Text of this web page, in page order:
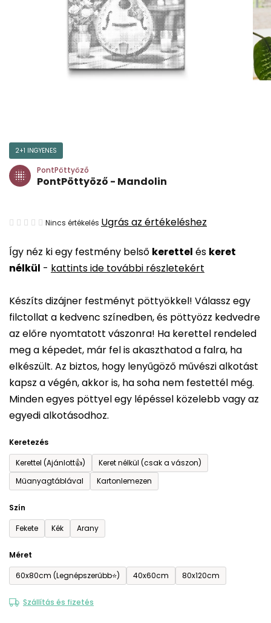
Így néz ki egy festmény belső kerettel és keret
nélkül - kattints ide további részletekért
Készíts dizájner festményt pöttyökkel! Válassz egy
filctollat a kedvenc színedben, és pöttyözz kedvedre
az előre nyomtatott vászonra! Ha kerettel rendeled
meg a képedet, már fel is akaszthatod a falra, ha
elkészült. Az biztos, hogy lenyűgöző művészi alkotást
kapsz a végén, akkor is, ha soha nem festettél még.
Minden egyes pöttyel egy lépéssel közelebb vagy az
egyedi alkotásodhoz.
Keretezés
Kerettel (Ajánlott👍)
Keret nélkül (csak a vászon)
Műanyagtáblával
Kartonlemezen
Szín
Fekete
Kék Arany
Méret
60x80cm (Legnépszerűbb⭐)
40x60cm 80x120cm
Szállítás és fizetés
2+1 INGYENES
PontPöttyöző
PontPöttyöző - Mandolin
A
átlagos
értékelése
ből
0,0
csillag.
Nincs értékelés Ugrás az értékeléshez